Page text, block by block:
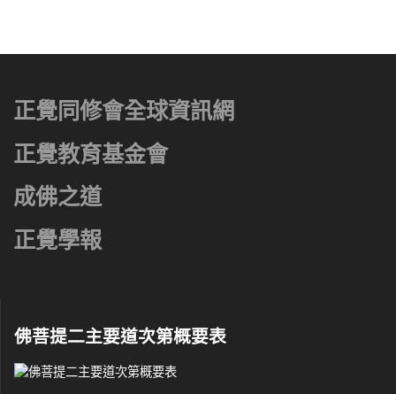
正覺同修會全球資訊網
正覺教育基金會
成佛之道
正覺學報
佛菩提二主要道次第概要表